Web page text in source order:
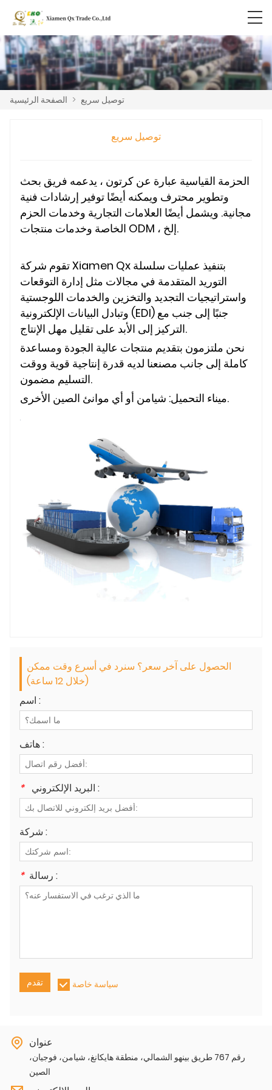
الصفحة الرئيسية > توصيل سريع
توصيل سريع
الحزمة القياسية عبارة عن كرتون ، يدعمه فريق بحث
وتطوير محترف ويمكنه أيضًا توفير إرشادات فنية
مجانية. ويشمل أيضًا العلامات التجارية وخدمات الحزم
الخاصة وخدمات منتجات ODM ، إلخ.
تقوم شركة Xiamen Qx بتنفيذ عمليات سلسلة
التوريد المتقدمة في مجالات مثل إدارة التوقعات
واستراتيجيات التجديد والتخزين والخدمات اللوجستية
وتبادل البيانات الإلكترونية (EDI) جنبًا إلى جنب مع
التركيز إلى الأبد على تقليل مهل الإنتاج.
نحن ملتزمون بتقديم منتجات عالية الجودة ومساعدة
كاملة إلى جانب مصنعنا لديه قدرة إنتاجية قوية ووقت
التسليم مضمون.
ميناء التحميل: شيامن أو أي موانئ الصين الأخرى.
الحصول على آخر سعر؟ سنرد في أسرع وقت ممكن
(خلال 12 ساعة)
اسم :
هاتف :
* البريد الإلكتروني :
شركة :
* رسالة :
تقدم سياسة خاصة
عنوان
رقم 767 طريق بينهو الشمالي، منطقة هايكانغ، شيامن، فوجيان،
الصين